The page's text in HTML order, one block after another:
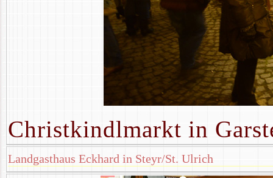
Christkindlmarkt in
Landgasthaus Eckhard in Steyr/St. Ulrich